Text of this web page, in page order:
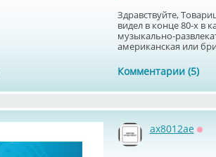
Здравствуйте,
видел в конце 80-х в
музыкально-
американская или
Комментарии (5)
ax8012ae